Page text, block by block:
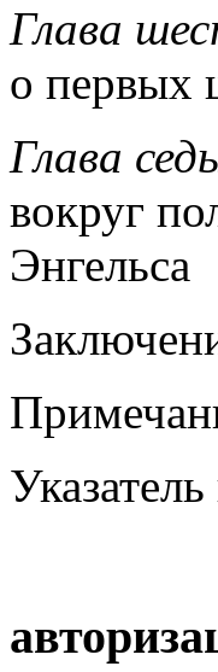
Глава
о первых
Глава
вокруг
Энгельса